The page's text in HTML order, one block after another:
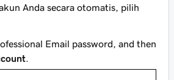
Anda secara otomatis, pilih
Email password, and then